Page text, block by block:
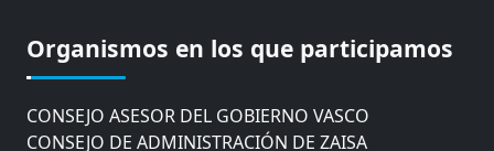
Organismos en los que participamos
AYUNTAMIENTO DE DONOSTIA
COMITÉ DE INSPECCION DE GIPUZKOA
CONSEJO ASESOR DEL GOBIERNO VASCO
CONSEJO DE ADMINISTRACIÓN DE ZAISA